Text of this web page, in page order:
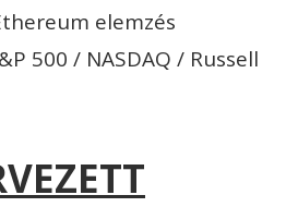
elemzés
500 / NASDAQ / Russell